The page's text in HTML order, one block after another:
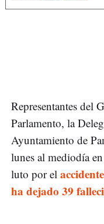
Representantes del
Parlamento, la
Ayuntamiento de
lunes al mediodía
luto por el
ha dejado 39